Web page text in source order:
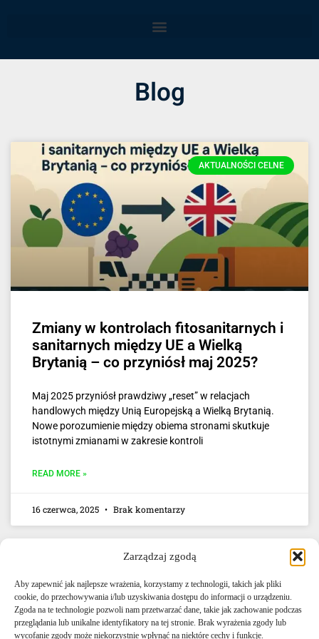
Zarządzaj zgodą
Aby zapewnić jak najlepsze wrażenia, korzystamy z technologii, takich jak pliki
cookie, do przechowywania i/lub uzyskiwania dostępu do informacji o urządzeniu.
Zgoda na te technologie pozwoli nam przetwarzać dane, takie jak zachowanie podczas
przeglądania lub unikalne identyfikatory na tej stronie. Brak wyrażenia zgody lub
wycofanie zgody może niekorzystnie wpłynąć na niektóre cechy i funkcje.
Blog
AKTUALNOŚCI CELNE
Zmiany w kontrolach fitosanitarnych i
sanitarnych między UE a Wielką
Brytanią – co przyniósł maj 2025?
Maj 2025 przyniósł prawdziwy „reset” w relacjach
handlowych między Unią Europejską a Wielką Brytanią.
Nowe porozumienie między obiema stronami skutkuje
istotnymi zmianami w zakresie kontroli
READ MORE »
16 czerwca, 2025 Brak komentarzy
E-mail: info@agencjacelna.uk